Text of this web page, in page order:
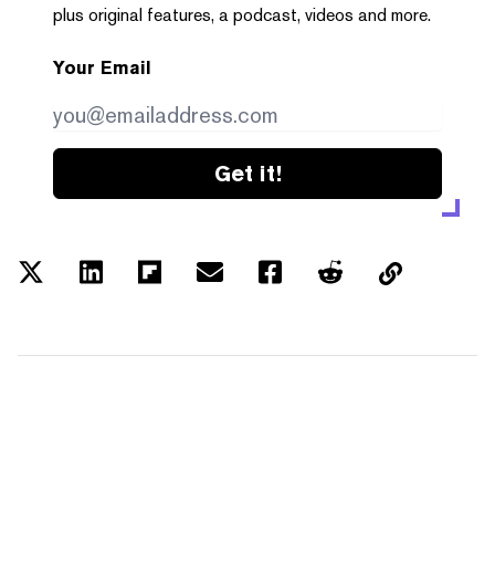
plus original features, a podcast, videos and more.
Your Email
Get it!